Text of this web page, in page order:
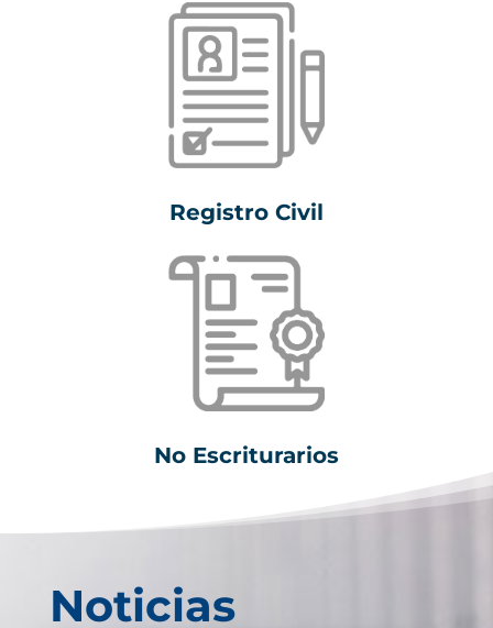
Registro Civil
No Escriturarios
Noticias